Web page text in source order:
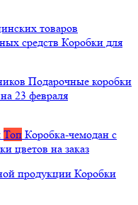
товаров
средств Коробки для
Подарочные коробки
23 февраля
Топ Коробка-чемодан с
цветов на заказ
продукции Коробки